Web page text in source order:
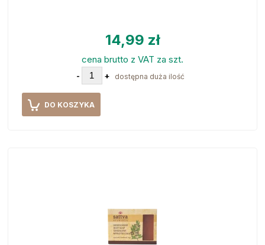
14,99 zł
cena brutto z VAT za szt.
- + dostępna duża ilość
DO KOSZYKA